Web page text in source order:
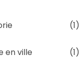
(1)
en ville (1)